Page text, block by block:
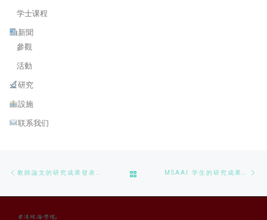
学士课程
新聞
參觀
活動
研究
設施
联系我们
教師論文的研究成果發表: 令人兴奋的视频质量增强新研究！ BACK TO POST LIST MSAAI 学生的研究成果发表：智慧基建视角下钢材缺陷分类的机器学习算法应用研究